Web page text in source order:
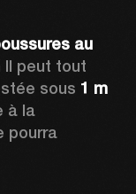
au
II peut tout
sous 1 m
à la
pourra